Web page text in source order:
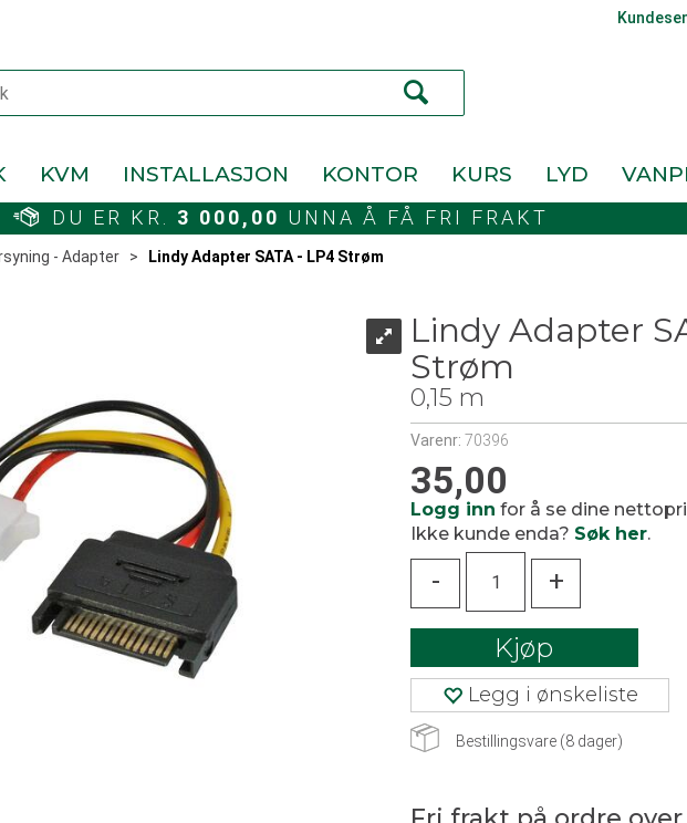
KVM INSTALLASJON KONTOR KURS LYD
DU ER KR. 3 000,00 UNNA Å FÅ FRI FRAKT
- Adapter > Lindy Adapter SATA - LP4 Strøm
Lindy Adapter
Strøm
0,15 m
Varenr: 70396
35,00
Logg inn for å se dine
Ikke kunde enda? Søk her.
- +
Kjøp
Legg i ønskeliste
Bestillingsvare (8 dager)